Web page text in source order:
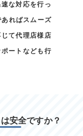
な対応を行っ
ればスムーズ
て代理店様店
ートなども行
安全ですか？